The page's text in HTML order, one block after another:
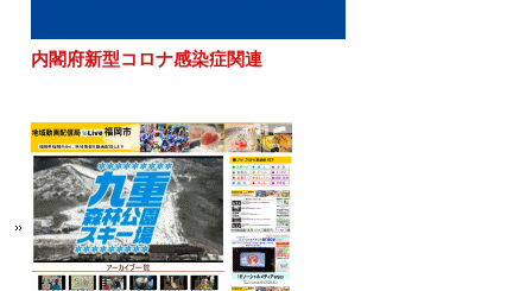
内閣府新型コロナ感染症関連